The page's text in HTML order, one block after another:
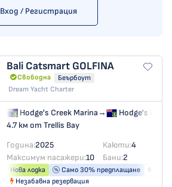
Вход / Регистрация
Bali Catsmart GOLFINA
Свободна
Беърбоут
Dream Yacht Charter
Hodge's Creek Marina→
Hodge's
4.7 км от Trellis Bay
Година:2025 Каюти:4
Максимум пасажери:10 Бани:2
Нова лодка Само 30% предплащане
Незабавна резервация